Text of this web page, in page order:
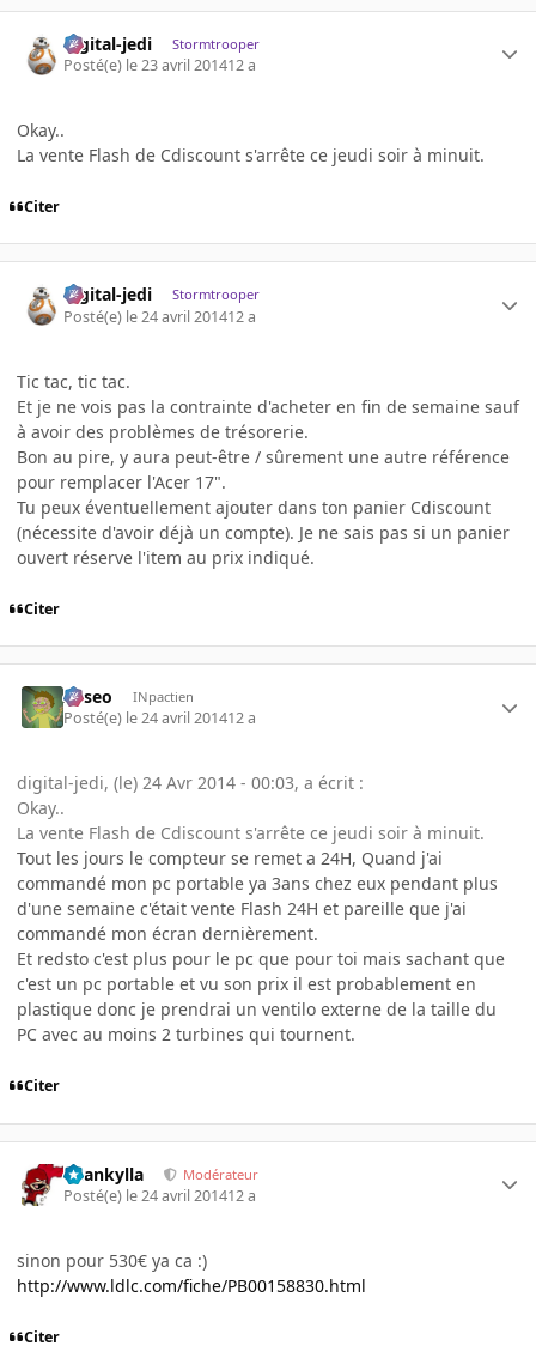
digital-jedi Stormtrooper
Posté(e) le 23 avril 201412 a
Okay..
La vente Flash de Cdiscount s'arrête ce jeudi soir à minuit.
Citer
digital-jedi Stormtrooper
Posté(e) le 24 avril 201412 a
Tic tac, tic tac.
Et je ne vois pas la contrainte d'acheter en fin de semaine sauf
à avoir des problèmes de trésorerie.
Bon au pire, y aura peut-être / sûrement une autre référence
pour remplacer l'Acer 17".
Tu peux éventuellement ajouter dans ton panier Cdiscount
(nécessite d'avoir déjà un compte). Je ne sais pas si un panier
ouvert réserve l'item au prix indiqué.
Citer
Asseo INpactien
Posté(e) le 24 avril 201412 a
digital-jedi, (le) 24 Avr 2014 - 00:03, a écrit :
Okay..
La vente Flash de Cdiscount s'arrête ce jeudi soir à minuit.
Tout les jours le compteur se remet a 24H, Quand j'ai
commandé mon pc portable ya 3ans chez eux pendant plus
d'une semaine c'était vente Flash 24H et pareille que j'ai
commandé mon écran dernièrement.
Et redsto c'est plus pour le pc que pour toi mais sachant que
c'est un pc portable et vu son prix il est probablement en
plastique donc je prendrai un ventilo externe de la taille du
PC avec au moins 2 turbines qui tournent.
Citer
beankylla Modérateur
Posté(e) le 24 avril 201412 a
sinon pour 530€ ya ca :)
http://www.ldlc.com/fiche/PB00158830.html
Citer